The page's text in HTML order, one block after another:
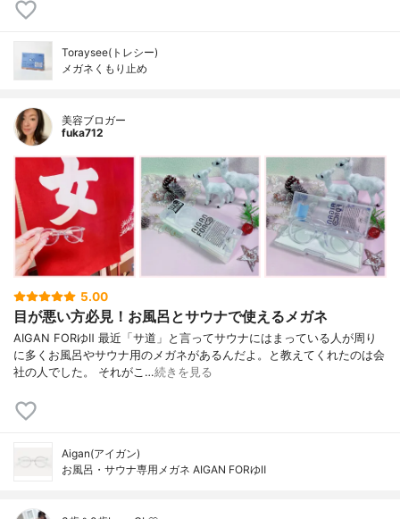
Toraysee(トレシー)
メガネくもり止め
美容ブロガー
fuka712
5.00
目が悪い方必見！お風呂とサウナで使えるメガネ
AIGAN FORゆⅡ 最近「サ道」と言ってサウナにはまっている人が周り
に多くお風呂やサウナ用のメガネがあるんだよ。と教えてくれたのは会
社の人でした。 それがこ…続きを見る
Aigan(アイガン)
お風呂・サウナ専用メガネ AIGAN FORゆⅡ